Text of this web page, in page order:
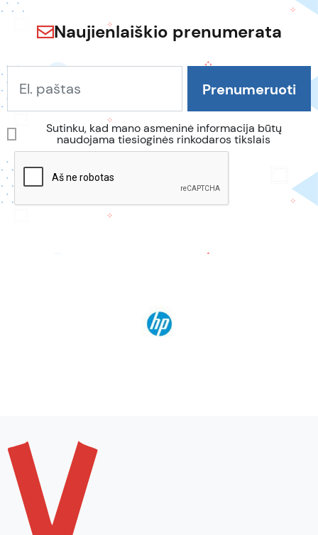
Naujienlaiškio prenumerata
Sutinku, kad mano asmeninė informacija būtų
naudojama tiesioginės rinkodaros tikslais